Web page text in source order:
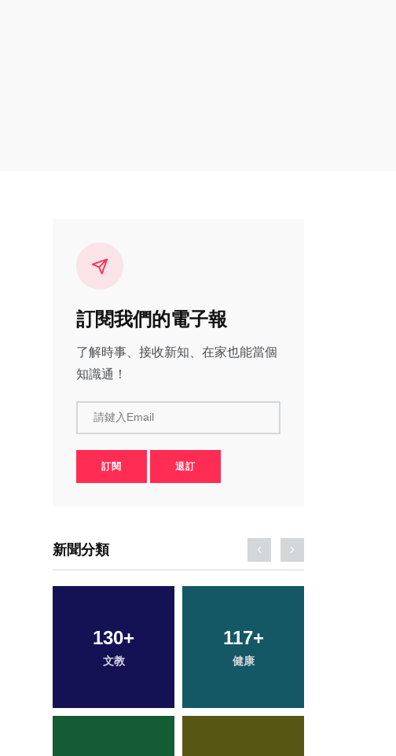
訂閱我們的電子報
了解時事、接收新知、在家也能當個
知識通！
請鍵入Email
訂閱 退訂
新聞分類
130+
文教
117+
健康
28+
頭條
36+
宗教